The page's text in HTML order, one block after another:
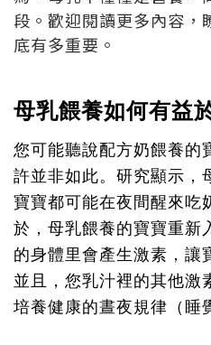
段。歡迎閱讀更多內容，
底有多重要。
母乳餵養如何有益
您可能聽說配方奶餵養的
許並非如此。研究顯示，
寶寶都可能在夜間醒來吃
於，母乳餵養的寶寶重新
的身體里會產生激素，讓
並且，您乳汁裡的其他激
培養健康的晝夜規律（睡